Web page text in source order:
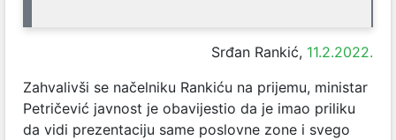
Srđan Rankić, 11.2.2022.
Zahvalivši se načelniku Rankiću na prijemu, ministar
Petričević javnost je obavijestio da je imao priliku
da vidi prezentaciju same poslovne zone i svego